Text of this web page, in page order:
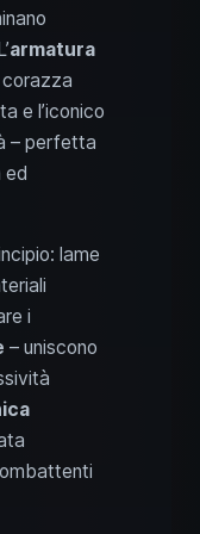
armatura
corazza
e l’iconico
– perfetta
ed
lame
i
– uniscono